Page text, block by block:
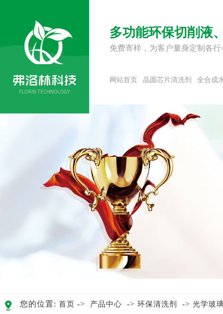
多功能环保切削液
免费寄样，为客户量身定制各
网站首页 晶圆芯片清洗剂 全合成
您的位置: 首页 -> 产品中心 -> 环保清洗剂 -> 光学玻